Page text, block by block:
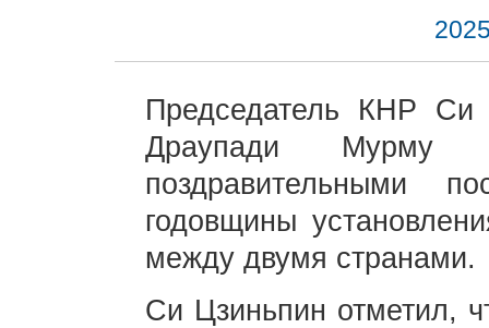
Председатель КНР Си
Драупади Мурму
поздравительными
годовщины
между двумя странами.
Си Цзиньпин отметил,